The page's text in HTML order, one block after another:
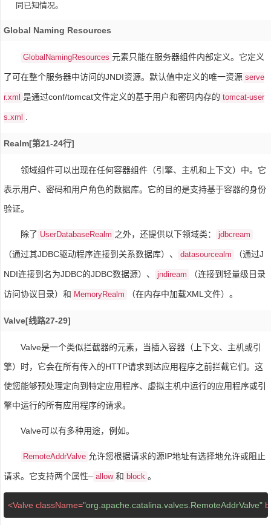
同已知情况。
Global Naming Resources
GlobalNamingResources 元素只能在服务器组件内部定义。它定义
了可在整个服务器中访问的JNDI资源。默认值中定义的唯一资源 serve
r.xml 是通过conf/tomcat文件定义的基于用户和密码内存的 tomcat-user
s.xml
Realm[第21-24行]
领域组件可以出现在任何容器组件（引擎、主机和上下文）中。它
表示用户、密码和用户角色的数据库。它的目的是支持基于容器的身份
验证。
除了 UserDatabaseRealm 之外，还提供以下领域类： jdbcream
（通过其JDBC驱动程序连接到关系数据库）、 datasourcealm （通过J
NDI连接到名为JDBC的JDBC数据源）、 jndiream （连接到轻量级目录
访问协议目录）和 MemoryRealm （在内存中加载XML文件）。
Valve[线路27-29]
Valve是一个类似拦截器的元素，当插入容器（上下文、主机或引
擎）时，它会在所有传入的HTTP请求到达应用程序之前拦截它们。这
使您能够预处理定向到特定应用程序、虚拟主机中运行的应用程序或引
擎中运行的所有应用程序的请求。
Valve可以有多种用途，例如。
RemoteAddrValve 允许您根据请求的源IP地址有选择地允许或阻止
请求。它支持两个属性– allow 和 block 。
<Valve className="org.apache.catalina.valves.RemoteAddrValve"